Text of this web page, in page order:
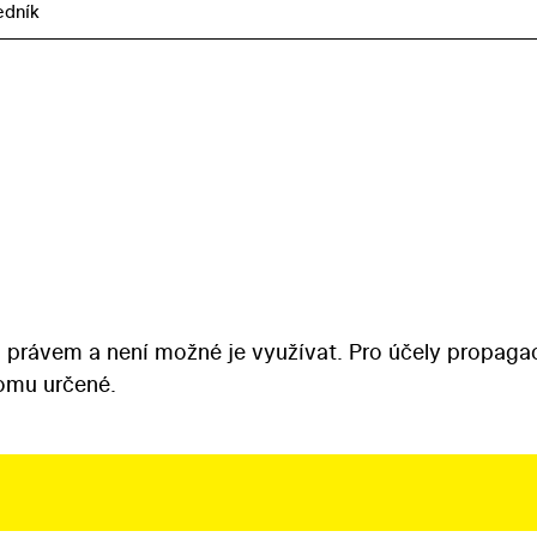
a není možné je využívat. Pro účely
určené.